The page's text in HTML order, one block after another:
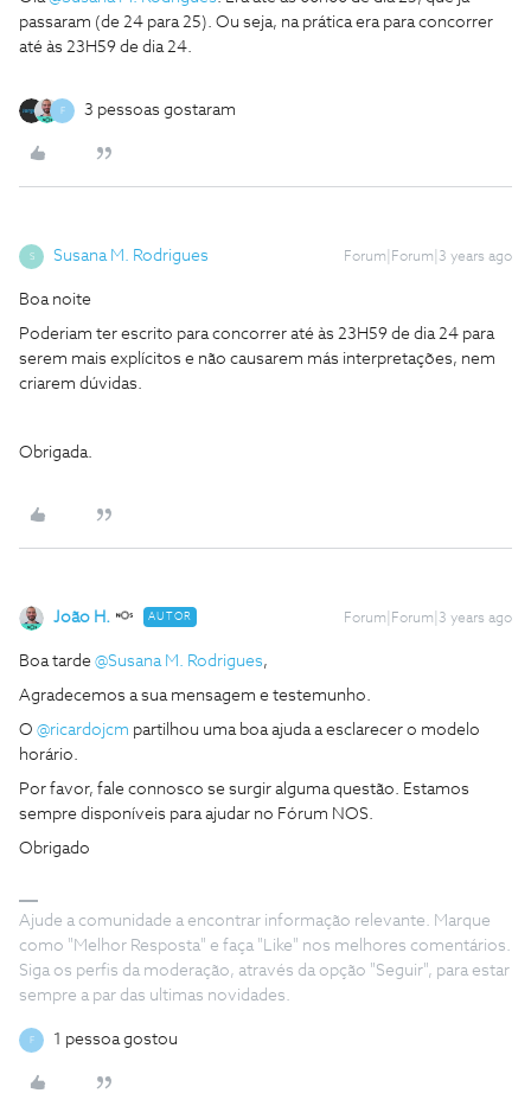
passaram (de 24 para 25). Ou seja, na prática era para concorrer
até às 23H59 de dia 24.
F 3 pessoas gostaram
S Susana M. Rodrigues Forum|Forum|3 years ago
Boa noite
Poderiam ter escrito para concorrer até às 23H59 de dia 24 para
serem mais explícitos e não causarem más interpretações, nem
criarem dúvidas.
Obrigada.
João H. AUTOR Forum|Forum|3 years ago
Boa tarde @Susana M. Rodrigues,
Agradecemos a sua mensagem e testemunho.
O @ricardojcm partilhou uma boa ajuda a esclarecer o modelo
horário.
Por favor, fale connosco se surgir alguma questão. Estamos
sempre disponíveis para ajudar no Fórum NOS.
Obrigado
Ajude a comunidade a encontrar informação relevante. Marque
como "Melhor Resposta" e faça "Like" nos melhores comentários.
Siga os perfis da moderação, através da opção "Seguir", para estar
sempre a par das ultimas novidades.
F 1 pessoa gostou